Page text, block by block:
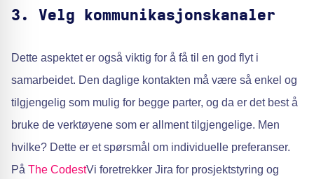
3. Velg kommunikasjonskanaler
Dette aspektet er også viktig for å få til en god flyt i
samarbeidet. Den daglige kontakten må være så enkel og
tilgjengelig som mulig for begge parter, og da er det best å
bruke de verktøyene som er allment tilgjengelige. Men
hvilke? Dette er et spørsmål om individuelle preferanser.
På The CodestVi foretrekker Jira for prosjektstyring og